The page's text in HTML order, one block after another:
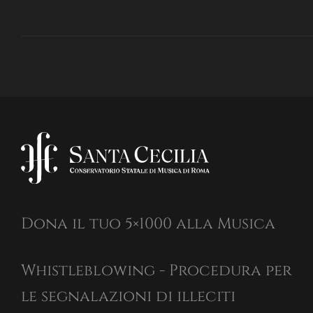
Dona il tuo 5×1000 alla Musica
Whistleblowing - Procedura per
le segnalazioni di illeciti